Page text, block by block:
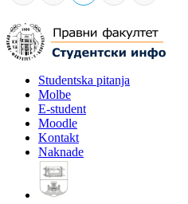
Studentska pitanja
Molbe
E-student
Moodle
Kontakt
Naknade